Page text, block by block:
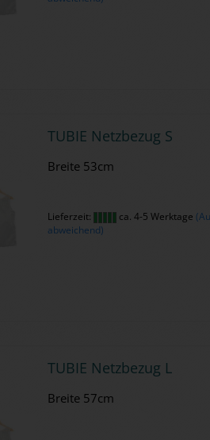
TUBIE Netz­be­zug S
Brei­te 53cm
Lieferzeit: ca. 4-5 Werktage
abweichend)
TUBIE Netz­be­zug L
Brei­te 57cm